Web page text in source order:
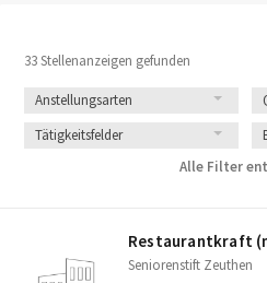
33 Stellenanzeigen gefunden
Anstellungsarten
Tätigkeitsfelder
Alle Filter
Restaurantkraft
Seniorenstift Zeuthen